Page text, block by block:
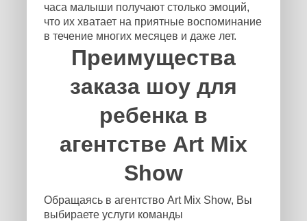
часа малыши получают столько эмоций,
что их хватает на приятные воспоминание
в течение многих месяцев и даже лет.
Преимущества
заказа шоу для
ребенка в
агентстве Art Mix
Show
Обращаясь в агентство Art Mix Show, Вы
выбираете услуги команды